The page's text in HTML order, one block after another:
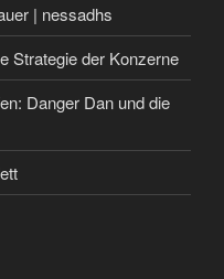
| nessadhs
Strategie der Konzerne
Danger Dan und die